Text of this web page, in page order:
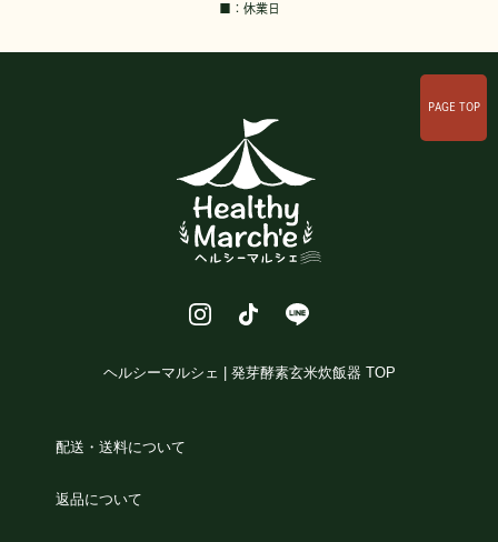
■：休業日
PAGE TOP
ヘルシーマルシェ | 発芽酵素玄米炊飯器 TOP
配送・送料について
返品について